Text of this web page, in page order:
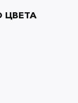
ЦВЕТА